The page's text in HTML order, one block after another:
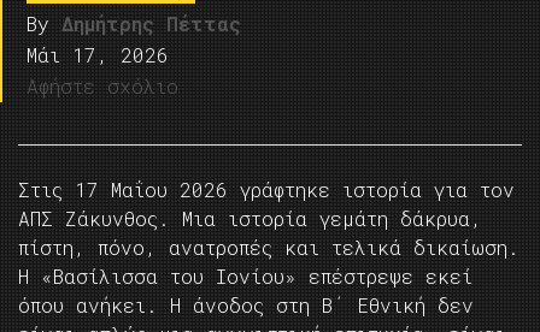
By Δημήτρης Πέττας
Μάι 17, 2026
Αφήστε σχόλιο
Στις 17 Μαΐου 2026 γράφτηκε ιστορία για τον
ΑΠΣ Ζάκυνθος. Μια ιστορία γεμάτη δάκρυα,
πίστη, πόνο, ανατροπές και τελικά δικαίωση.
Η «Βασίλισσα του Ιονίου» επέστρεψε εκεί
όπου ανήκει. Η άνοδος στη Β΄ Εθνική δεν